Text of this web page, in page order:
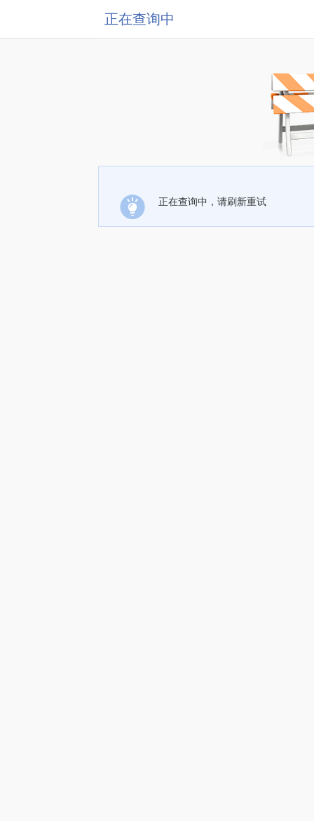
正在查询中
正在查询中，请刷新重试